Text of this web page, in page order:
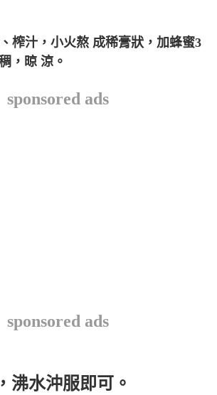
榨汁，小火熬 成稀膏狀，加蜂蜜3
，晾 涼。
sponsored ads
sponsored ads
沸水沖服即可。